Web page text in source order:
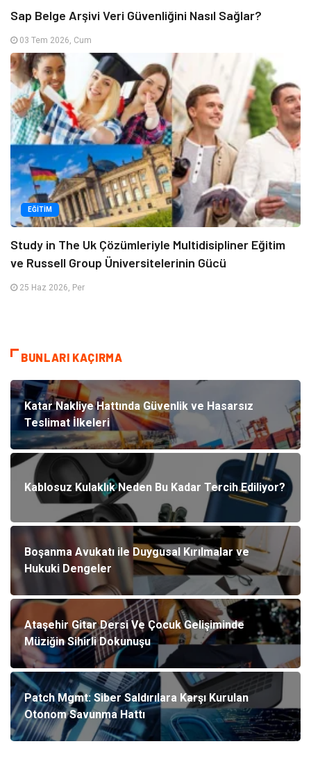
Sap Belge Arşivi Veri Güvenliğini Nasıl Sağlar?
03 Tem 2026, Cum
EĞITIM
Study in The Uk Çözümleriyle Multidisipliner Eğitim
ve Russell Group Üniversitelerinin Gücü
25 Haz 2026, Per
BUNLARI KAÇIRMA
Katar Nakliye Hattında Güvenlik ve Hasarsız
Teslimat İlkeleri
Kablosuz Kulaklık Neden Bu Kadar Tercih Ediliyor?
Boşanma Avukatı ile Duygusal Kırılmalar ve
Hukuki Dengeler
Ataşehir Gitar Dersi Ve Çocuk Gelişiminde
Müziğin Sihirli Dokunuşu
Patch Mgmt: Siber Saldırılara Karşı Kurulan
Otonom Savunma Hattı